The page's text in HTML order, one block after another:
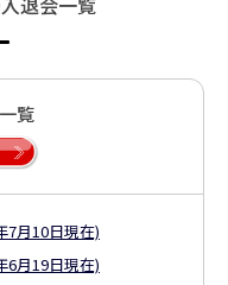
覧
7月10日現在)
6月19日現在)